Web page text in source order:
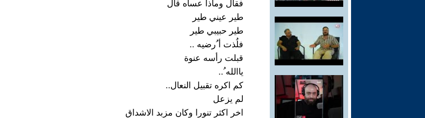
فقال وماذا عساه قال
طير عيني طير
طير حبيبي طير
فلُذت أ ُرضيه ..
قبلت رأسه عنوة
ياالله ُ..
كم اكره تقبيل النعال..
لم يزعل
اخر اكثر تنورا وكان مزبد الاشداق